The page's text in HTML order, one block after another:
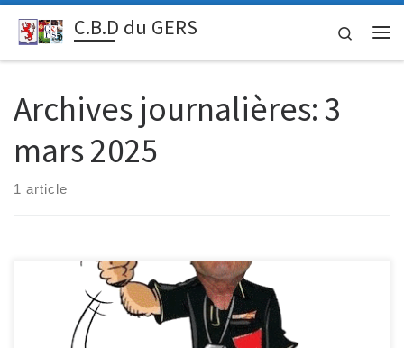
Passer au contenuC.B.D du GERS
Search
Archives journalières:3
mars 2025
1 article